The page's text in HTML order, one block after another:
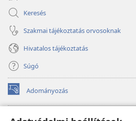
Keresés
Szakmai tájékoztatás orvosoknak
Hivatalos tájékoztatás
Súgó
Adományozás
(opens
new
Őrtorony ONLINE KÖNYVTÁR